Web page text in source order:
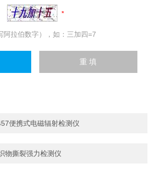
阿拉伯数字），如：三加四=7
便携式电磁辐射检测仪
物撕裂强力检测仪